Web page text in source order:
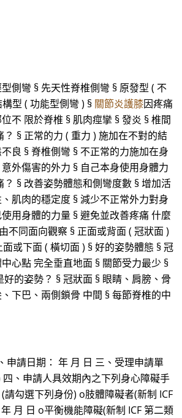
側彎 § 先天性脊椎側彎 § 原發型 ( 不
型 ( 功能型側彎 ) § 關節炎護膝因疼痛
不 限於脊椎 § 肌肉痙攣 § 發炎 § 椎間
§ 正常的力 ( 重力 ) 施加在不對的結
良 § 脊椎側彎 § 不正常的力施加在身
外傷害的外力 § 自己本身使用身體力
§ 改善姿勢體態和側彎度數 § 增加活
肌肉的穩定度 § 減少不正常外力對身
用身體的力量 § 避免並改善疼痛 什麼
不同面向觀察 § 正面或背面 ( 冠狀面 )
或下面 ( 橫切面 ) § 好的姿勢體態 § 冠
心點 完全垂直地面 § 關節受力最少 §
的姿勢？ § 冠狀面 § 眼睛、肩膀、骨
下巴、兩側鎖骨 中間 § 每節脊椎的中
申請日期： 年 月 日 三、受理申請單
、申請人具效期內之下列身心障礙手
勾選下列身份) o肢體障礙者(新制 ICF
月 日 o平衡機能障礙(新制 ICF 第二類